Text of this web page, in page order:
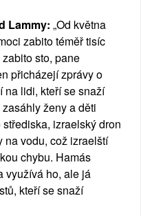
Lammy: „Od května
zabito téměř tisíc
sto, pane
přicházejí zprávy o
na lidi, kteří se snaží
ženy a děti
izraelský dron
na vodu, což izraelští
chybu. Hamás
využívá ho, ale já
kteří se snaží